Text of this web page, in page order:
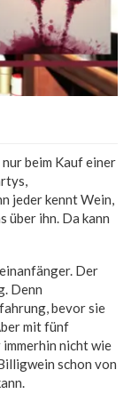
beim Kauf einer
jeder kennt Wein,
über ihn. Da kann
Der
Denn
bevor sie
mit fünf
immerhin nicht wie
schon von